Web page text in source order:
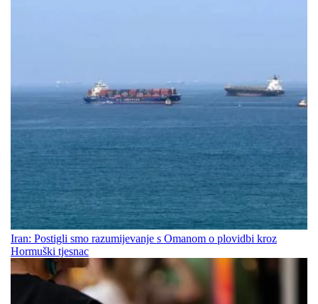
Iran: Postigli smo razumijevanje s Omanom o plovidbi kroz
Hormuški tjesnac